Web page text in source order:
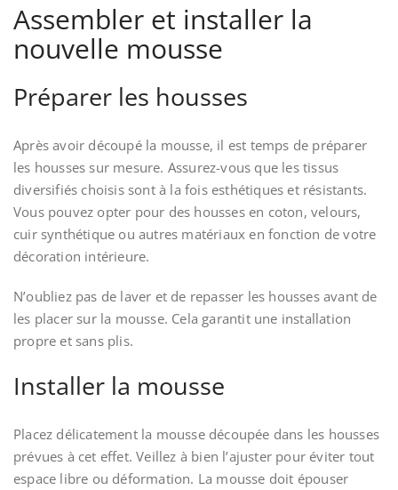
Assembler et installer la
nouvelle mousse
Préparer les housses
Après avoir découpé la mousse, il est temps de préparer
les housses sur mesure. Assurez-vous que les tissus
diversifiés choisis sont à la fois esthétiques et résistants.
Vous pouvez opter pour des housses en coton, velours,
cuir synthétique ou autres matériaux en fonction de votre
décoration intérieure.
N’oubliez pas de laver et de repasser les housses avant de
les placer sur la mousse. Cela garantit une installation
propre et sans plis.
Installer la mousse
Placez délicatement la mousse découpée dans les housses
prévues à cet effet. Veillez à bien l’ajuster pour éviter tout
espace libre ou déformation. La mousse doit épouser